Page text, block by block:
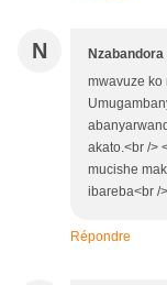
N Nzabandora
mwavuze ko
akato.<br />
mucishe
ibareba<br /
Répondre